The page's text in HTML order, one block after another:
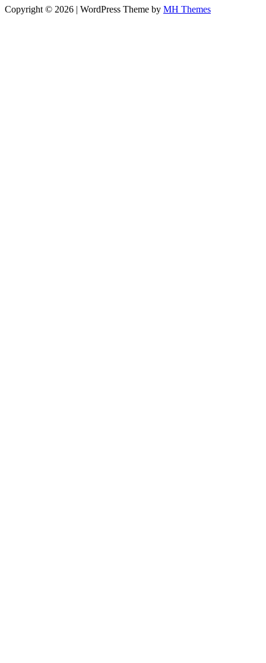
Copyright © 2026 | WordPress Theme by MH Themes